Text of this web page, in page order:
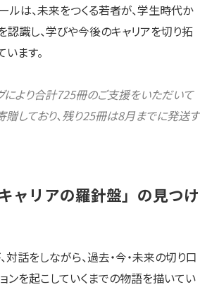
ルは、未来をつくる若者が、学生時代か
を認識し、学びや今後のキャリアを切り拓
ます。
により合計725冊のご支援をいただいて
贈しており、残り25冊は8月までに発送す
ャリアの羅針盤」の見つけ
話をしながら、過去・今・未来の切り口
ンを起こしていくまでの物語を描いてい